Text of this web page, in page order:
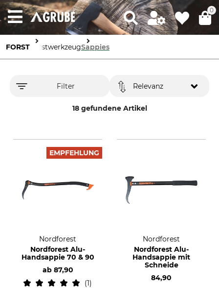
0
FORST ForstwerkzeugSappies
Filter
18 gefundene Artikel
Relevanz
EMPFEHLUNG
Nordforest
Nordforest Alu-
Handsappie 70 & 90
ab 87,90
1
Nordforest
Nordforest Alu-
Handsappie mit
Schneide
84,90